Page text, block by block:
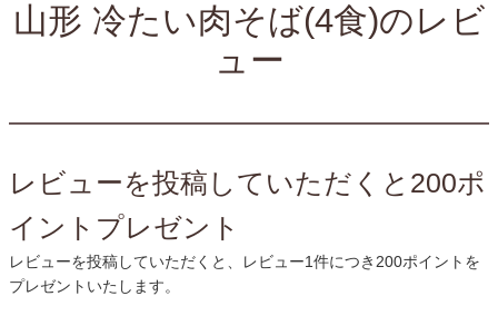
山形 冷たい肉そば(4食)のレビ
ュー
レビューを投稿していただくと200ポ
イントプレゼント
レビューを投稿していただくと、レビュー1件につき200ポイントを
プレゼントいたします。